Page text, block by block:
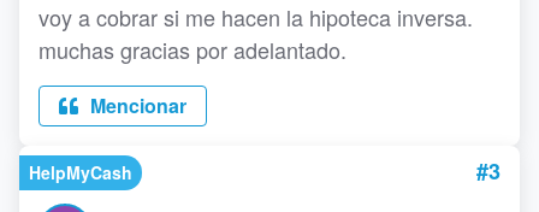
voy a cobrar si me hacen la hipoteca inversa.
muchas gracias por adelantado.
Mencionar
HelpMyCash
#3